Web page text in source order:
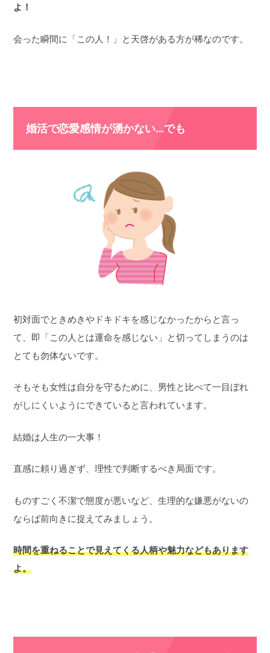
よ！
会った瞬間に「この人！」と天啓がある方が稀なのです。
婚活で恋愛感情が湧かない…でも
初対面でときめきやドキドキを感じなかったからと言っ
て、即「この人とは運命を感じない」と切ってしまうのは
とても勿体ないです。
そもそも女性は自分を守るために、男性と比べて一目ぼれ
がしにくいようにできていると言われています。
結婚は人生の一大事！
直感に頼り過ぎず、理性で判断するべき局面です。
ものすごく不潔で態度が悪いなど、生理的な嫌悪がないの
ならば前向きに捉えてみましょう。
時間を重ねることで見えてくる人柄や魅力などもあります
よ。